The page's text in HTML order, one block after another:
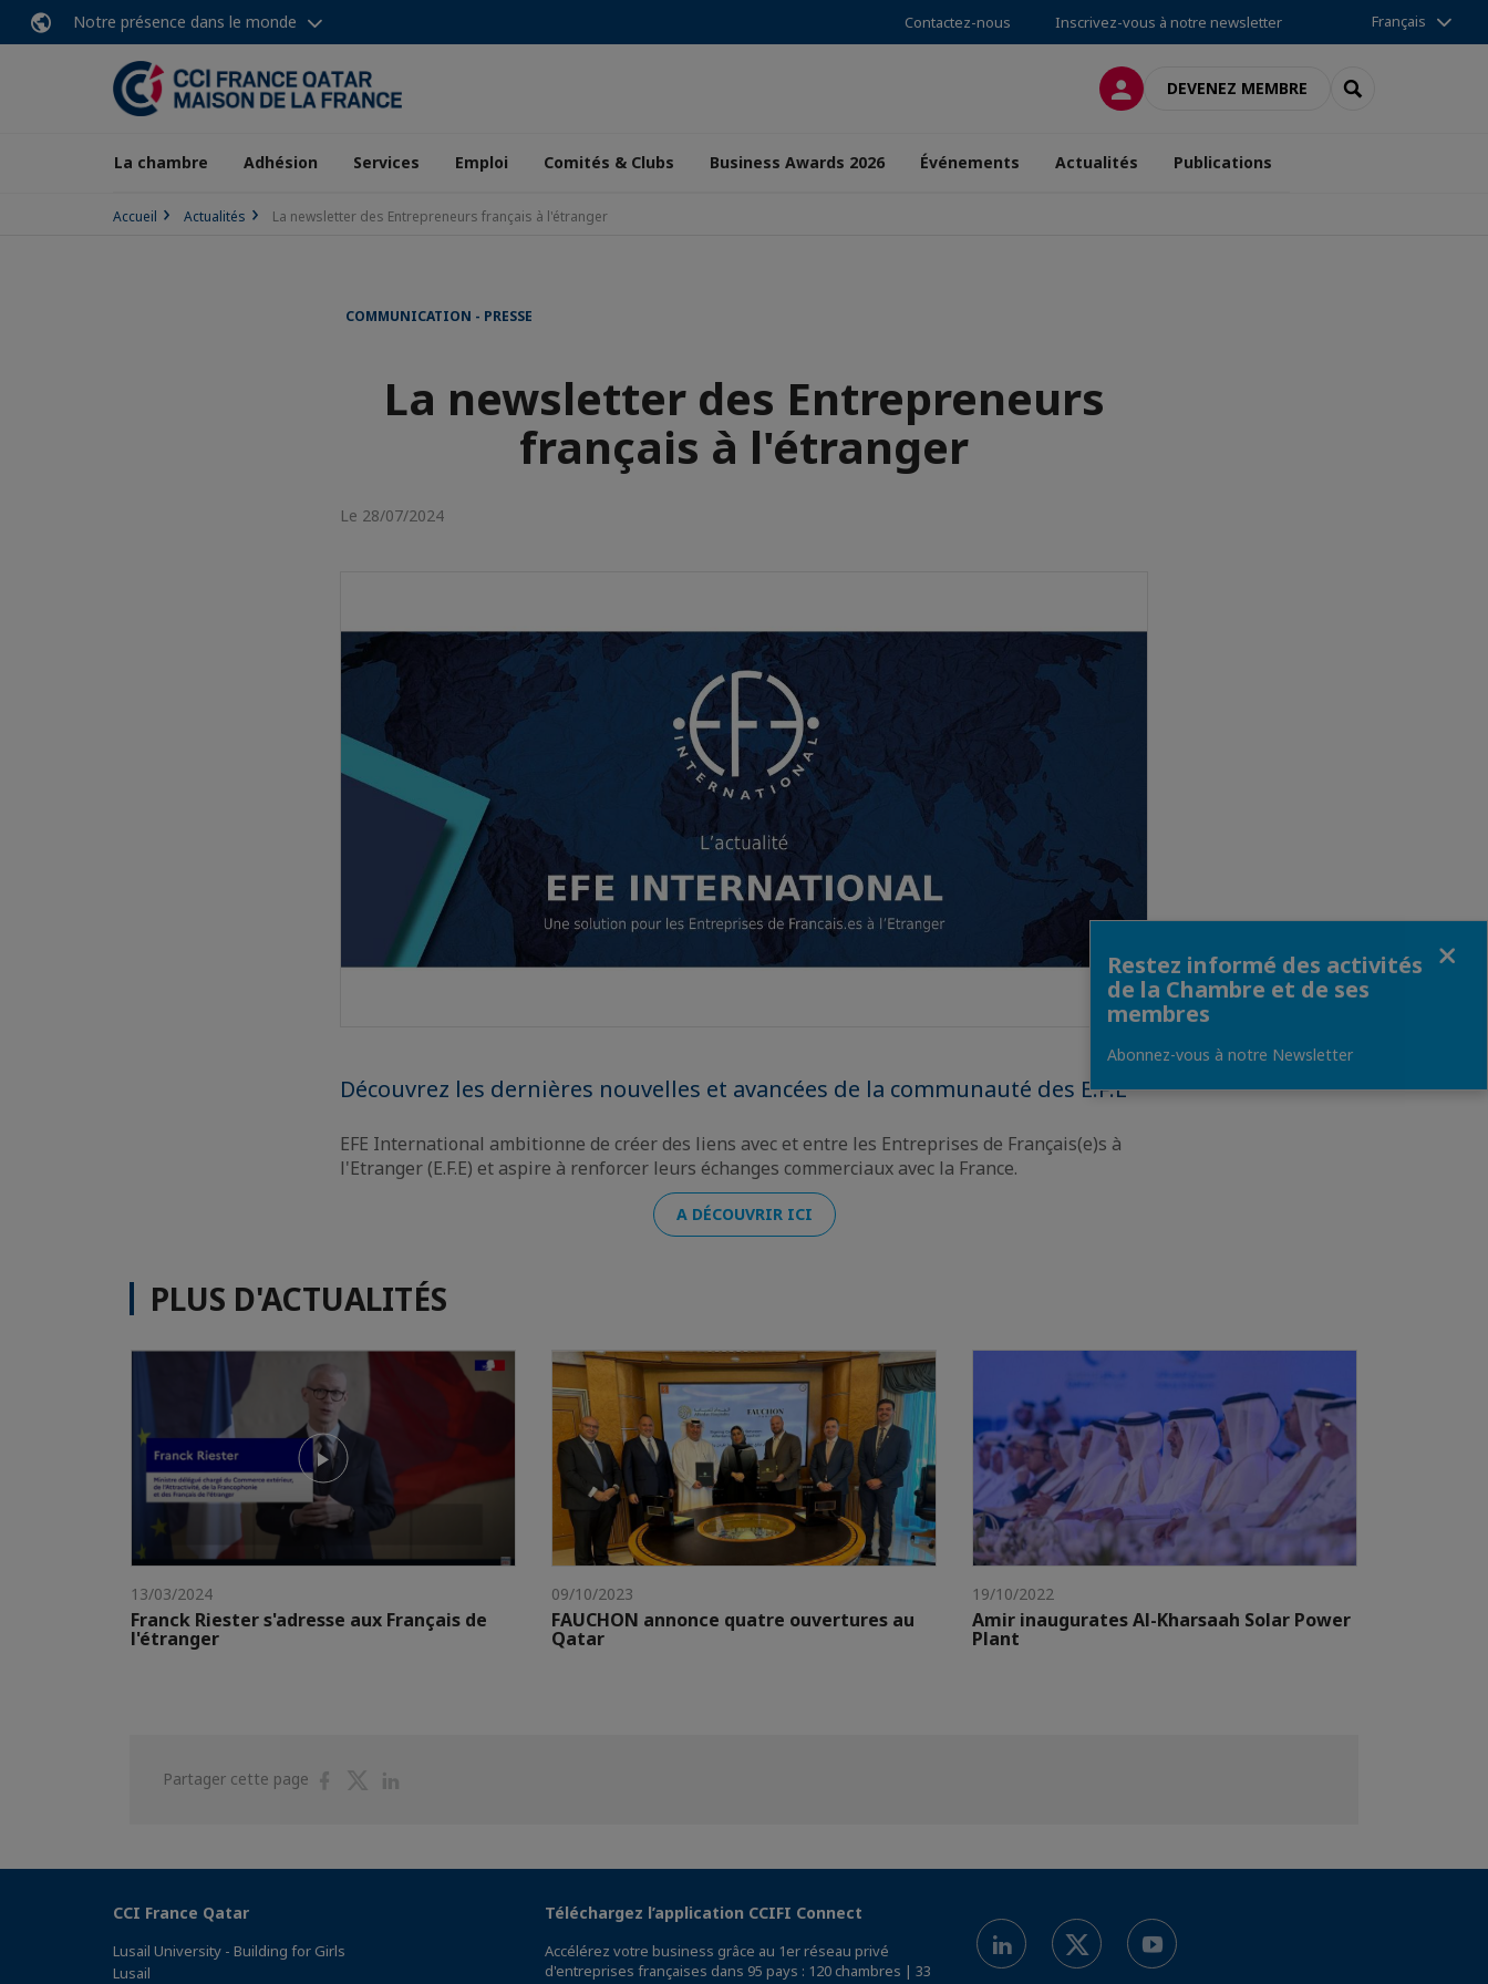
Notre présence dans le monde Contactez-nous Inscrivez-vous à notre newsletter Français
CONNEXIONDEVENEZ MEMBRE RECHERCHER
La chambre Adhésion Services Emploi Comités & Clubs Business Awards 2026 Événements Actualités Publications
Accueil Actualités La newsletter des Entrepreneurs français à l'étranger
COMMUNICATION - PRESSE
La newsletter des Entrepreneurs
français à l'étranger
Le 28/07/2024
Découvrez les dernières nouvelles et avancées de la communauté des E.F.E
EFE International ambitionne de créer des liens avec et entre les Entreprises de Français(e)s à
l'Etranger (E.F.E) et aspire à renforcer leurs échanges commerciaux avec la France.
A DÉCOUVRIR ICI
PLUS D'ACTUALITÉS
13/03/2024
Franck Riester s'adresse aux Français de
l'étranger
09/10/2023
FAUCHON annonce quatre ouvertures au
Qatar
19/10/2022
Amir inaugurates Al-Kharsaah Solar Power
Plant
Partager cette page
PartagerPartager
CCI France Qatar
Lusail University - Building for Girls
Lusail
Téléchargez l’application CCIFI Connect
Accélérez votre business grâce au 1er réseau privé
d'entreprises françaises dans 95 pays : 120 chambres | 33
Restez informé des activités
de la Chambre et de ses
membres
Abonnez-vous à notre Newsletter